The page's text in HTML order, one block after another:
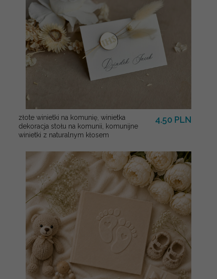
złote winietki na komunię, winietka
dekoracja stołu na komunii, komunijne
winietki z naturalnym kłosem
4.50 PLN